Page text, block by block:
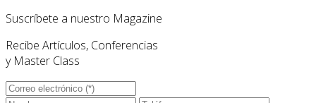
Suscríbete a nuestro Magazine
Recibe Artículos, Conferencias
y Master Class